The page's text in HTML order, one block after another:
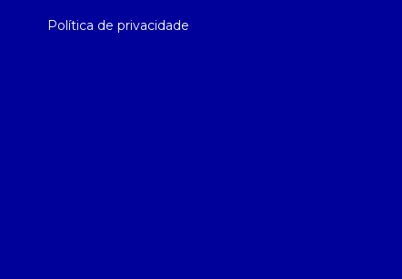
Política de privacidade